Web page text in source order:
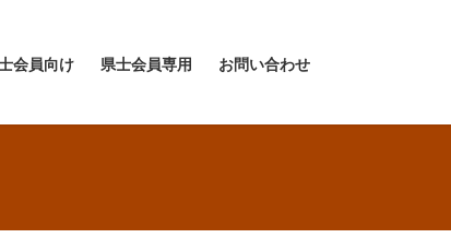
会員向け 県士会員専用 お問い合わせ